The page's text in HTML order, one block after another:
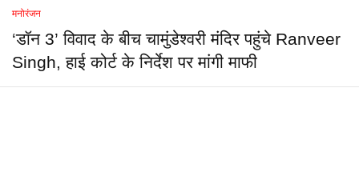
मनोरंजन
‘डॉन 3’ विवाद के बीच चामुंडेश्वरी मंदिर पहुंचे Ranveer
Singh, हाई कोर्ट के निर्देश पर मांगी माफी